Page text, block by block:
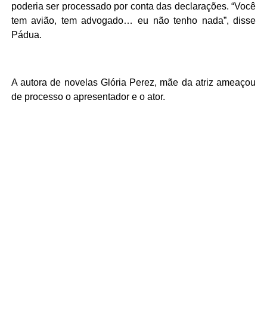
poderia ser processado por conta das declarações. “Você
tem avião, tem advogado… eu não tenho nada”, disse
Pádua.
A autora de novelas Glória Perez, mãe da atriz ameaçou
de processo o apresentador e o ator.